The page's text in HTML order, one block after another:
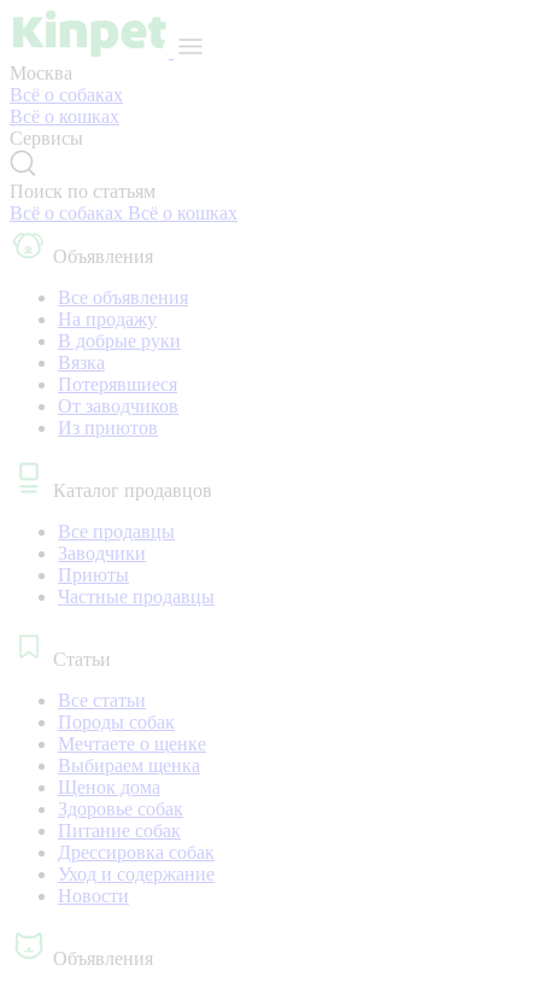
Москва
Всё о собаках
Всё о кошках
Сервисы
Поиск по статьям
Всё о собаках Всё о кошках
Объявления
Все объявления
На продажу
В добрые руки
Вязка
Потерявшиеся
От заводчиков
Из приютов
Каталог продавцов
Все продавцы
Заводчики
Приюты
Частные продавцы
Статьи
Все статьи
Породы собак
Мечтаете о щенке
Выбираем щенка
Щенок дома
Здоровье собак
Питание собак
Дрессировка собак
Уход и содержание
Новости
Объявления